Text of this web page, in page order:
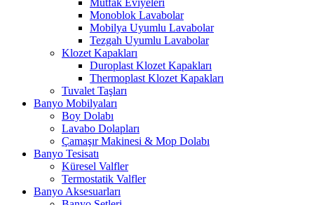
Mutfak Eviyeleri
Monoblok Lavabolar
Mobilya Uyumlu Lavabolar
Tezgah Uyumlu Lavabolar
Klozet Kapakları
Duroplast Klozet Kapakları
Thermoplast Klozet Kapakları
Tuvalet Taşları
Banyo Mobilyaları
Boy Dolabı
Lavabo Dolapları
Çamaşır Makinesi & Mop Dolabı
Banyo Tesisatı
Küresel Valfler
Termostatik Valfler
Banyo Aksesuarları